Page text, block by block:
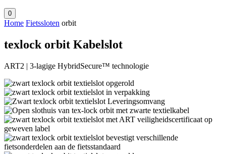
0
Home Fietssloten orbit
texlock orbit Kabelslot
ART2 | 3-lagige HybridSecure™ technologie